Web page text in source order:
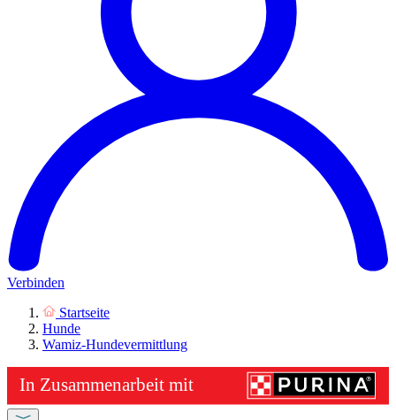
Verbinden
Startseite
Hunde
Wamiz-Hundevermittlung